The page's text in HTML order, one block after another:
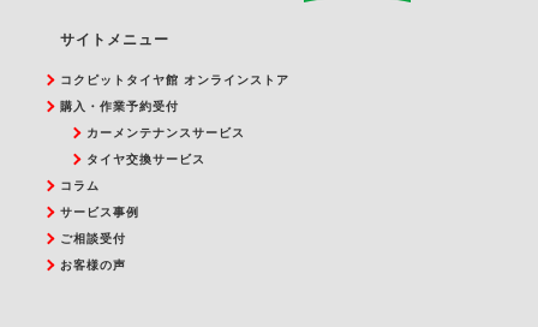
サイトメニュー
コクピットタイヤ館 オンラインストア
購入・作業予約受付
カーメンテナンスサービス
タイヤ交換サービス
コラム
サービス事例
ご相談受付
お客様の声